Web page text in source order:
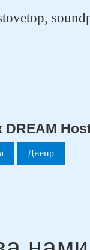
DREAM
Днепр